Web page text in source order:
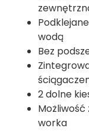
wodą
Bez
2 dolne
worka